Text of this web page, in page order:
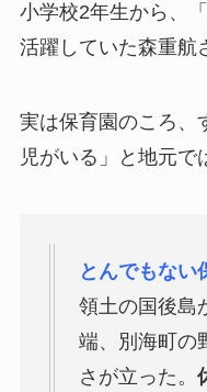
小学校2年生から、「
活躍していた森重航
実は保育園のころ、
児がいる」と地元で
とんでもない
領土の国後島
端、別海町の
さが立った。